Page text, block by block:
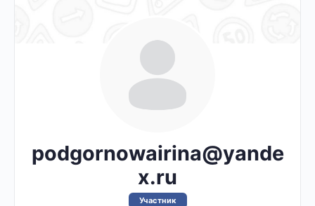
podgornowairina@yande
x.ru
Участник